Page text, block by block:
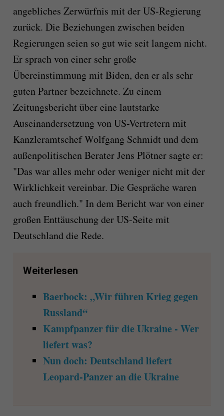
angebliches Zerwürfnis mit der US-Regierung
zurück. Die Beziehungen zwischen beiden
Regierungen seien so gut wie seit langem nicht.
Er sprach von einer sehr große
Übereinstimmung mit Biden, den er als sehr
guten Partner bezeichnete. Zu einem
Zeitungsbericht über eine lautstarke
Auseinandersetzung von US-Vertretern mit
Kanzleramtschef Wolfgang Schmidt und dem
außenpolitischen Berater Jens Plötner sagte er:
"Das war alles mehr oder weniger nicht mit der
Wirklichkeit vereinbar. Die Gespräche waren
auch freundlich." In dem Bericht war von einer
großen Enttäuschung der US-Seite mit
Deutschland die Rede.
Weiterlesen
Baerbock: „Wir führen Krieg gegen
Russland“
Kampfpanzer für die Ukraine - Wer
liefert was?
Nun doch: Deutschland liefert
Leopard-Panzer an die Ukraine